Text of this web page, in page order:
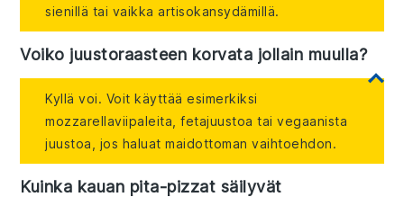
sienillä tai vaikka artisokansydämillä.
Voiko juustoraasteen korvata jollain muulla?
Kyllä voi. Voit käyttää esimerkiksi
mozzarellaviipaleita, fetajuustoa tai vegaanista
juustoa, jos haluat maidottoman vaihtoehdon.
Kuinka kauan pita-pizzat säilyvät